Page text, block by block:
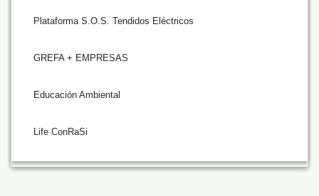
Plataforma S.O.S. Tendidos Eléctricos
GREFA + EMPRESAS
Educación Ambiental
Life ConRaSi